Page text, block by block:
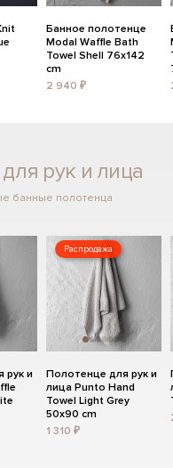
Банное полотенце
Modal Waffle Bath
Towel Shell 76x142
cm
2 940 ₽
рук и лица
банные полотенца
рук и
Распродажа
Полотенце для рук и
лица Punto Hand
Towel Light Grey
50x90 cm
1 310 ₽